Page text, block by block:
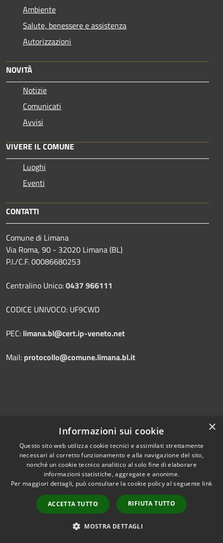
Ambiente
Salute, benessere e assistenza
Autorizzazioni
NOVITÀ
Notizie
Comunicati
Avvisi
VIVERE IL COMUNE
Luoghi
Eventi
CONTATTI
Comune di Limana
Via Roma, 90 - 32020 Limana (BL)
P.I./C.F. 00086680253
Centralino Unico:0437 966111
CODICE UNIVOCO: UF9CWD
PEC: limana.bl@cert.ip-veneto.net
Mail: protocollo@comune.limana.bl.it
Prenotazione appuntamento
Segnalazione disservizio
Leggi le FAQ
Richiesta assistenza
Amministrazione trasparente
×
Informazioni sui cookie
Questo sito web utilizza cookie tecnici e assimilati strettamente
necessari al corretto funzionamento e alla navigazione del sito,
nonché un cookie tecnico analitico al solo fine di elaborare
informazioni statistiche, aggregate e anonime.
Per maggiori dettagli, può consultare la cookie policy al seguente link
ACCETTA TUTTO RIFIUTA TUTTO
MOSTRA DETTAGLI